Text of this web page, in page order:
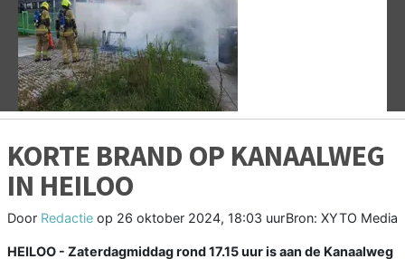
Vorige
KORTE BRAND OP KANAALWEG
IN HEILOO
Door Redactie op 26 oktober 2024, 18:03 uurBron: XYTO Media
HEILOO - Zaterdagmiddag rond 17.15 uur is aan de Kanaalweg